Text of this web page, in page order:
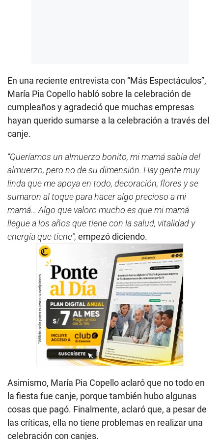
En una reciente entrevista con “Más Espectáculos”,
María Pia Copello habló sobre la celebración de
cumpleaños y agradeció que muchas empresas
hayan querido sumarse a la celebración a través del
canje.
“Queríamos un almuerzo bonito, mi mamá sabía del
almuerzo, pero no de su dimensión. Hay gente muy
linda que me apoya en todo, decoración, flores y se
sumaron al toque para hacer algo precioso a mi
mamá… Algo que valoro mucho es que mi mamá
llegue a los años que tiene con la salud, vitalidad y
energía que tiene”, empezó diciendo.
Asimismo, María Pia Copello aclaró que no todo en
la fiesta fue canje, porque también hubo algunas
cosas que pagó. Finalmente, aclaró que, a pesar de
las críticas, ella no tiene problemas en realizar una
celebración con canjes.